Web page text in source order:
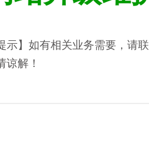
示】如有相关业务需要，请
谅解！